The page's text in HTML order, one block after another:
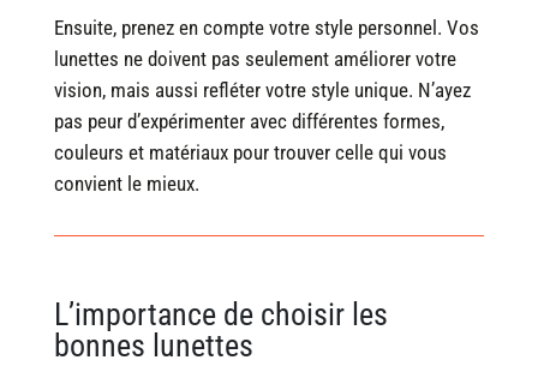
Ensuite, prenez en compte votre style personnel. Vos
lunettes ne doivent pas seulement améliorer votre
vision, mais aussi refléter votre style unique. N’ayez
pas peur d’expérimenter avec différentes formes,
couleurs et matériaux pour trouver celle qui vous
convient le mieux.
L’importance de choisir les
bonnes lunettes